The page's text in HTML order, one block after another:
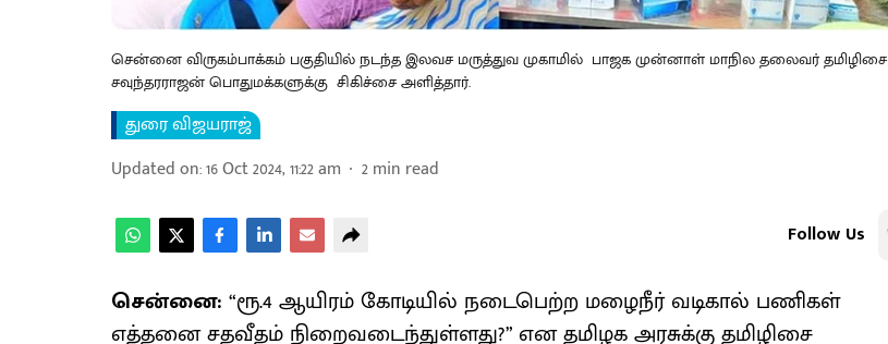
சென்னை விருகம்பாக்கம் பகுதியில் நடந்த இலவச மருத்துவ முகாமில் பாஜக முன்னாள் மாநில தலைவர் தமிழிசை
சவுந்தரராஜன் பொதுமக்களுக்கு சிகிச்சை அளித்தார்.
துரை விஜயராஜ்
Updated on:16 Oct 2024, 11:22 am 2min read
Follow Us
சென்னை: “ரூ.4 ஆயிரம் கோடியில் நடைபெற்ற மழைநீர் வடிகால் பணிகள்
எத்தனை சதவீதம் நிறைவடைந்துள்ளது?” என தமிழக அரசுக்கு தமிழிசை